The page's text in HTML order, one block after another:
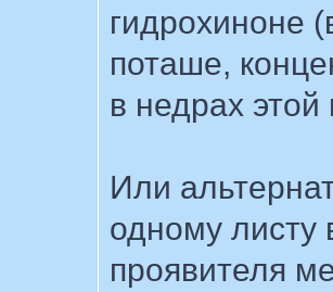
гидрохиноне
поташе,
в недрах этой
Или
одному листу
проявителя